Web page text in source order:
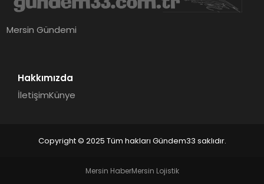
Mersin Gündemi
Hakkımızda
İletişimKünye
Copyright © 2025 Tüm hakları Gündem33 saklıdır.
Mersin HaberMersin Lojistik